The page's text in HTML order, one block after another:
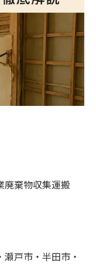
廃棄物収集運搬
戸市・半田市・